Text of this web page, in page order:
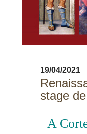
19/04/2021
stage
A